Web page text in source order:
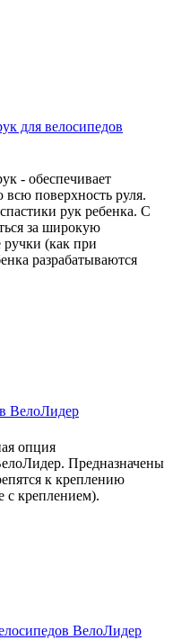
для велосипедов
- обеспечивает
поверхность руля.
рук ребенка. С
за широкую
ручки (как при
разрабатываются
ВелоЛидер
опция
Предназначены
к креплению
с креплением).
ВелоЛидер